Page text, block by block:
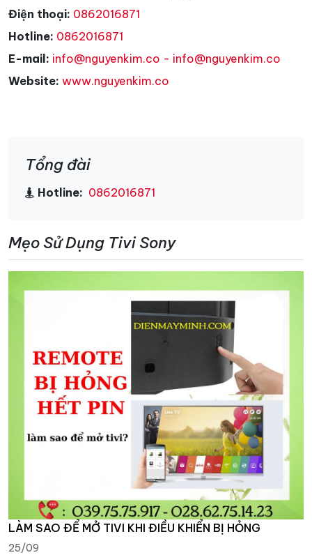
Điện thoại: 0862016871
Hotline: 0862016871
E-mail: info@nguyenkim.co - info@nguyenkim.co
Website: www.nguyenkim.co
Tổng đài
Hotline: 0862016871
Mẹo Sử Dụng Tivi Sony
LÀM SAO ĐỂ MỞ TIVI KHI ĐIỀU KHIỂN BỊ HỎNG
25/09